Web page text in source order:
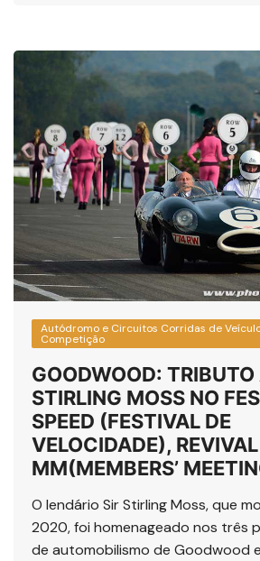
Autódromo e Circuitos Corridas de
Competição
GOODWOOD: TRIBUTO
STIRLING MOSS NO
SPEED (FESTIVAL DE
VELOCIDADE),
MM(MEMBERS’
O lendário Sir Stirling Moss, que
2020, foi homenageado nos três
de automobilismo de Goodwood